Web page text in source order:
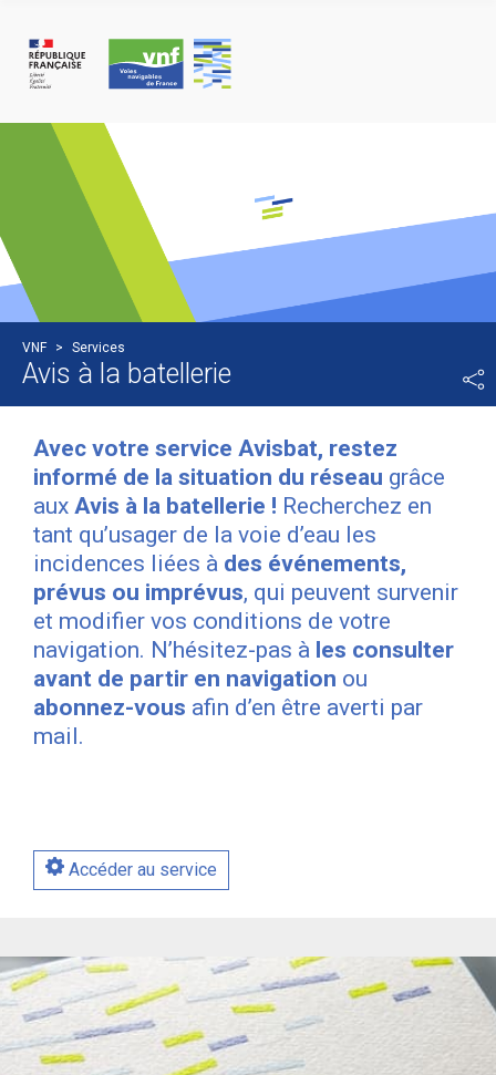
VNF > Services
Avis à la batellerie
Avec votre service Avisbat, restez
informé de la situation du réseau grâce
aux Avis à la batellerie ! Recherchez en
tant qu’usager de la voie d’eau les
incidences liées à des événements,
prévus ou imprévus, qui peuvent survenir
et modifier vos conditions de votre
navigation. N’hésitez-pas à les consulter
avant de partir en navigation ou
abonnez-vous afin d’en être averti par
mail.
Accéder au service